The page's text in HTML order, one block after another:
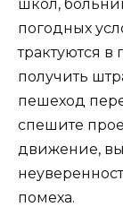
школ,
погодных
трактуются
получить
пешеход
спешите
движение,
помеха.